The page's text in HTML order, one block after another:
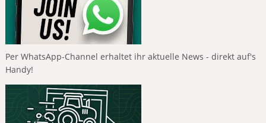
Per WhatsApp-Channel erhaltet ihr aktuelle News - direkt auf's
Handy!